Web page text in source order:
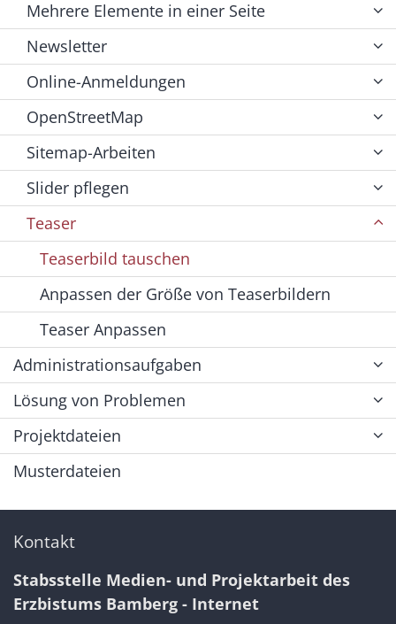
Mehrere Elemente in einer Seite
Newsletter
Online-Anmeldungen
OpenStreetMap
Sitemap-Arbeiten
Slider pflegen
Teaser
Teaserbild tauschen
Anpassen der Größe von Teaserbildern
Teaser Anpassen
Administrationsaufgaben
Lösung von Problemen
Projektdateien
Musterdateien
Kontakt
Stabsstelle Medien- und Projektarbeit des
Erzbistums Bamberg - Internet